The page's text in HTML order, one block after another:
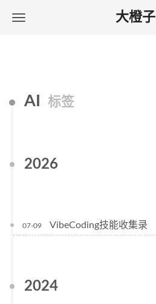
大橙子
AI 标签
2026
07-09 VibeCoding技能收集录
2024